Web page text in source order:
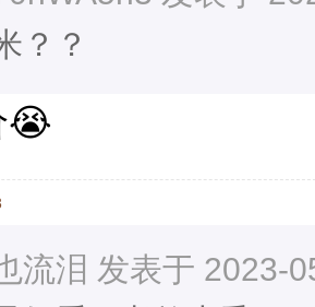
？？
😭
流泪 发表于 2023-